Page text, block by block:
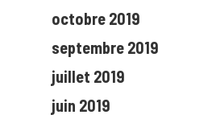
octobre 2019
septembre 2019
juillet 2019
juin 2019